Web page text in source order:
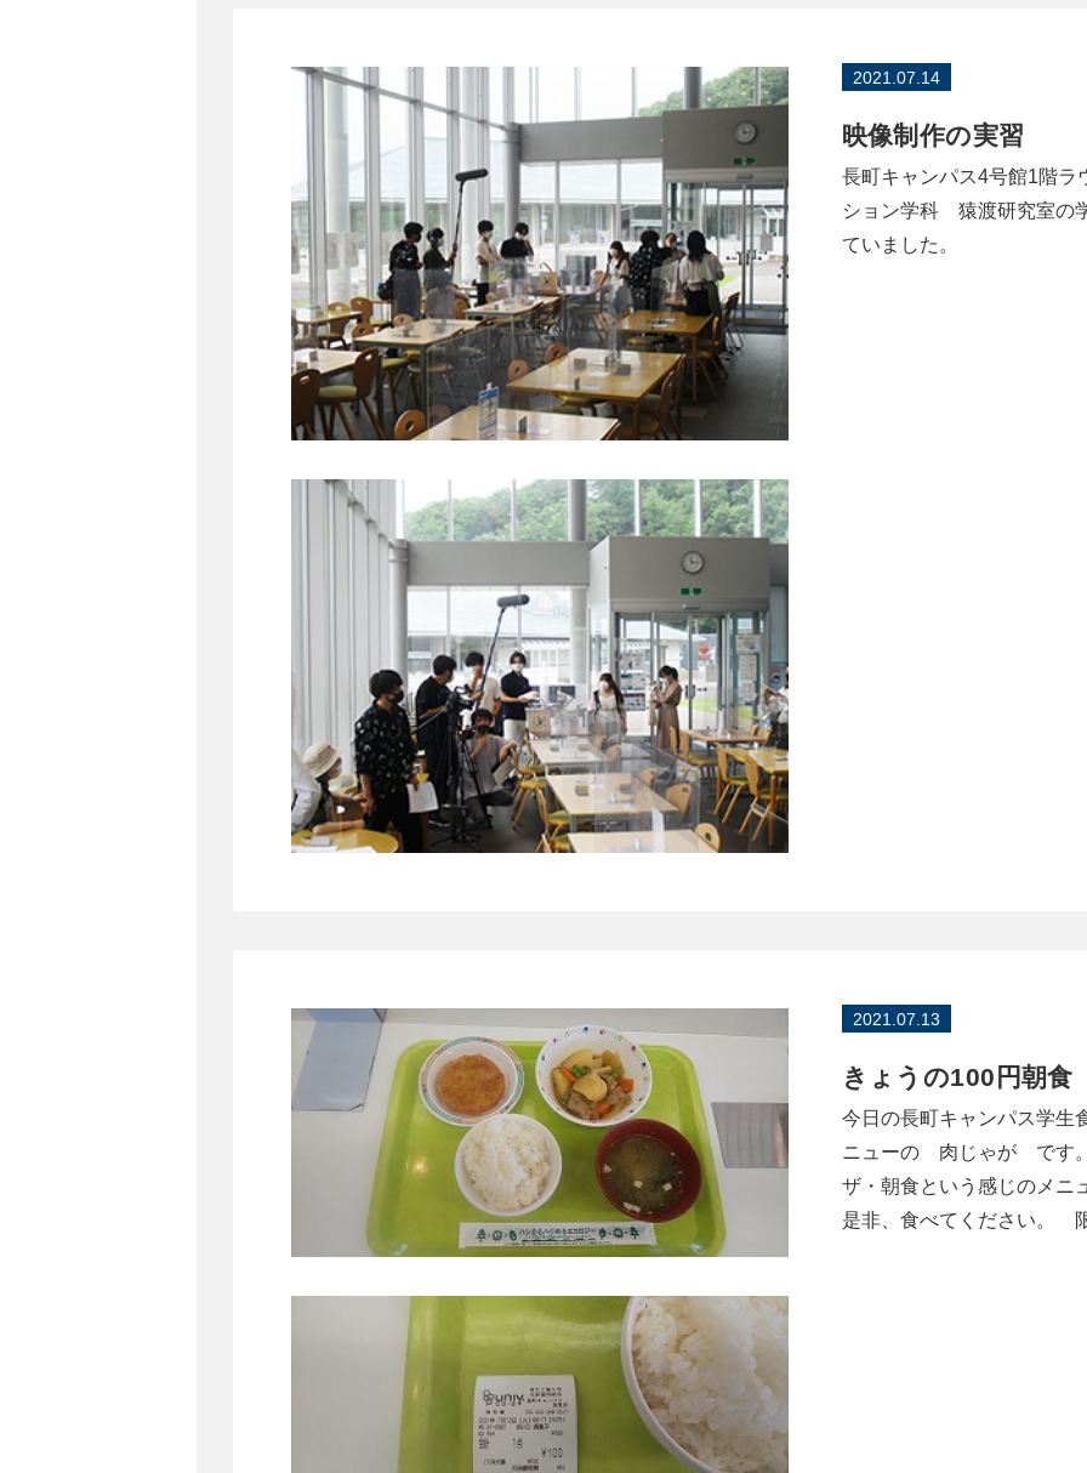
2021.07.14
映像制作の実習
長町キャンパス4号館1階
ション学科 猿渡研究室の
ていました。
2021.07.13
きょうの100円朝食
今日の長町キャンパス学生
ニューの 肉じゃが です。
ザ・朝食という感じのメニ
是非、食べてください。